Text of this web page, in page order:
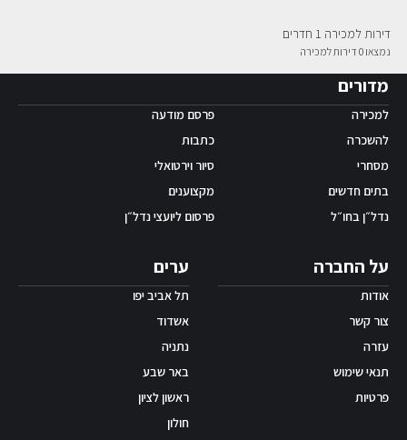
אפליקציית ‫Android
דירות למכירה 1 חדרים
נמצאו 0 דירות למכירה
מדורים
למכירה
להשכרה
מסחרי
בתים חדשים
נדל״ן בחו״ל
פרסם מודעה
כתבות
סיור וירטואלי
מקצוענים
פרסום ליועצי נדל״ן
ערים
תל אביב יפו
אשדוד
נתניה
באר שבע
ראשון לציון
חולון
על החברה
אודות
צור קשר
עזרה
תנאי שימוש
פרטיות